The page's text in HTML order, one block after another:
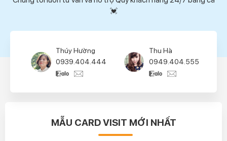
💓
Thúy Hường
0939.404.444
Thu Hà
0949.404.555
MẪU CARD VISIT MỚI NHẤT